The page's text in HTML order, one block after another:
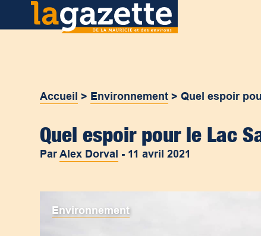
Accueil > Environnement >Quel espoir
Quel espoir pour le Lac
ParAlex Dorval - 11 avril 2021
Environnement